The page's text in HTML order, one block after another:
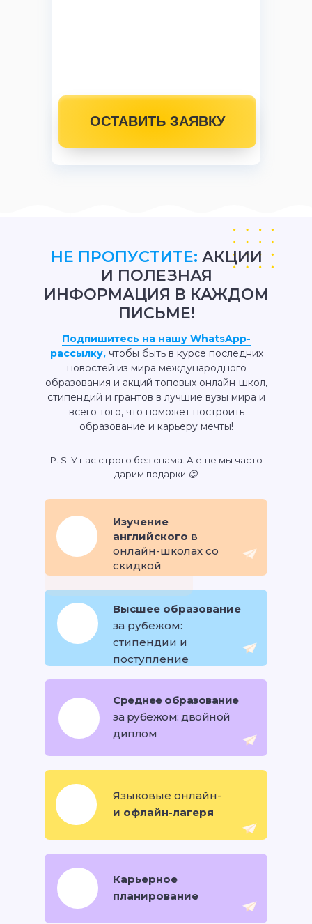
ОСТАВИТЬ ЗАЯВКУ
Изучение
английского в
онлайн-школах со
скидкой
Подпишитесь на нашу WhatsApp-
рассылку, чтобы быть в курсе последних
новостей из мира международного
образования и акций топовых онлайн-школ,
стипендий и грантов в лучшие вузы мира и
всего того, что поможет построить
образование и карьеру мечты!
НЕ ПРОПУСТИТЕ: АКЦИИ
И ПОЛЕЗНАЯ
ИНФОРМАЦИЯ В КАЖДОМ
ПИСЬМЕ!
P. S. У нас строго без спама. А еще мы часто
дарим подарки 😊
Высшее образование
за рубежом:
стипендии и
поступление
Среднее образование
за рубежом: двойной
диплом
Языковые онлайн-
и офлайн-лагеря
Карьерное
планирование